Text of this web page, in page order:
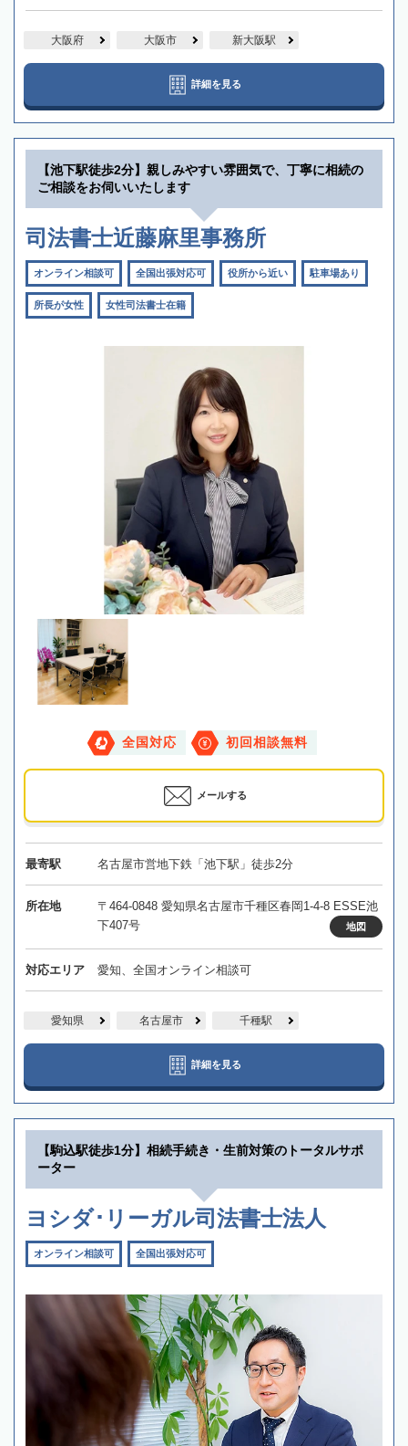
大阪府 大阪市 新大阪駅
詳細を見る
【池下駅徒歩2分】親しみやすい雰囲気で、丁寧に相続の
ご相談をお伺いいたします
司法書士近藤麻里事務所
オンライン相談可 全国出張対応可 役所から近い 駐車場あり
所長が女性 女性司法書士在籍
全国対応 初回相談無料
メールする
最寄駅 名古屋市営地下鉄「池下駅」徒歩2分
所在地
〒464-0848 愛知県名古屋市千種区春岡1-4-8 ESSE池
下407号
地図
対応エリア 愛知、全国オンライン相談可
愛知県 名古屋市 千種駅
詳細を見る
【駒込駅徒歩1分】相続手続き・生前対策のトータルサポ
ーター
ヨシダ･リーガル司法書士法人
オンライン相談可 全国出張対応可